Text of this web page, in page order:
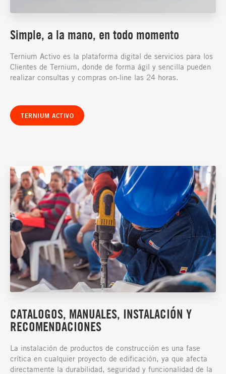
Simple, a la mano, en todo momento
Ternium Activo es la plataforma digital de servicios para los
Clientes de Ternium, donde de forma ágil y sencilla pueden
realizar consultas y compras on-line las 24 horas.
TERNIUM ACTIVO
CATALOGOS, MANUALES, INSTALACIÓN Y
RECOMENDACIONES
La instalación de productos de construcción es una fase
crítica en cualquier proyecto de edificación, ya que afecta
directamente la durabilidad, seguridad y funcionalidad de la